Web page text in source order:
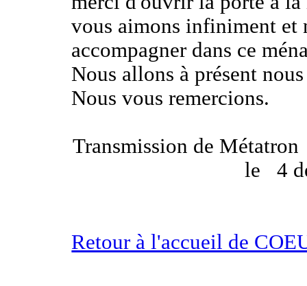
vous aimons infiniment et
accompagner dans ce
Nous allons à présent
Nous vous remercions.
Transmission de Métatron
le
4
Retour à l'accueil de